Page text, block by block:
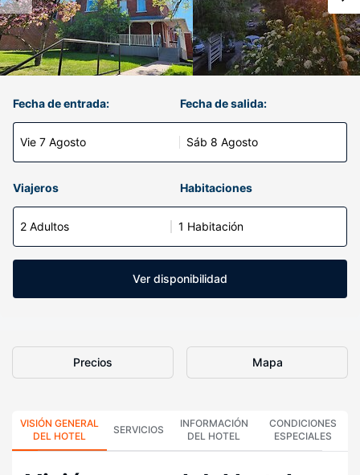
Fecha de entrada:
Vie 7 Agosto
Fecha de salida:
Sáb 8 Agosto
Viajeros Habitaciones
2 Adultos 1 Habitación
Ver disponibilidad
Precios Mapa
VISIÓN GENERAL
DEL HOTEL
SERVICIOS
INFORMACIÓN
DEL HOTEL
CONDICIONES
ESPECIALES